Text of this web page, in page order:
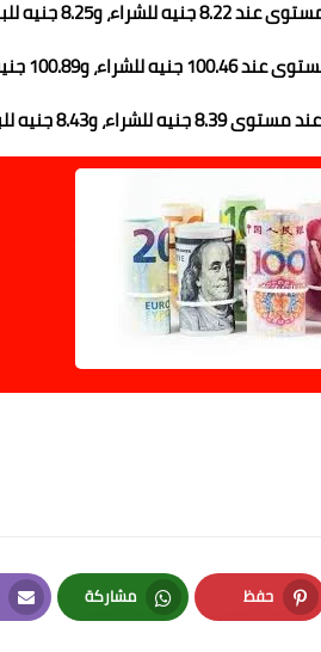
جنيه للبيع.
جنيه للبيع.
جنيه للبيع.
حفظ
Pinterest
مشاركة
Whatsapp